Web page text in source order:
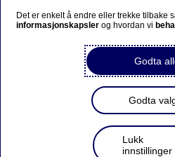
Det er enkelt å endre eller trekke tilbake
informasjonskapsler og hvordan vi
Godta
Godta
Lukk
innstillinger